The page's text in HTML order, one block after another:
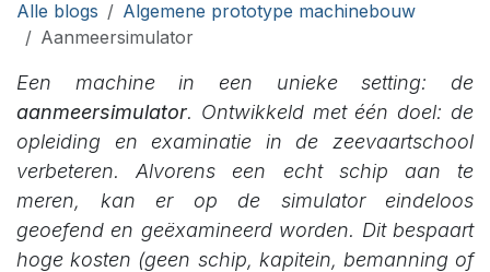
Alle blogs
Algemene prototype machinebouw
Aanmeersimulator
Een machine in een unieke setting: de
aanmeersimulator. Ontwikkeld met één doel: de
opleiding en examinatie in de zeevaartschool
verbeteren. Alvorens een echt schip aan te
meren, kan er op de simulator eindeloos
geoefend en geëxamineerd worden. Dit bespaart
hoge kosten (geen schip, kapitein, bemanning of